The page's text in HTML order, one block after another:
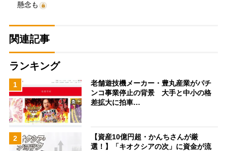
懸念も
関連記事
ランキング
1
老舗遊技機メーカー・豊丸産業がパチ
ンコ事業停止の背景 大手と中小の格
差拡大に拍車…
2
【資産10億円超・かんちさんが厳
選！】「キオクシアの次」に資金が流